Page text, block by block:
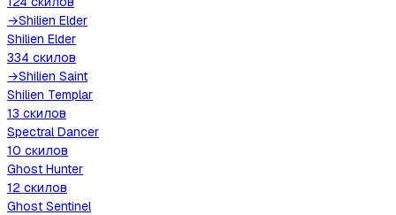
→Shilien Elder
Shilien Elder
334 скилов
→Shilien Saint
Shilien Templar
13 скилов
Spectral Dancer
10 скилов
Ghost Hunter
12 скилов
Ghost Sentinel